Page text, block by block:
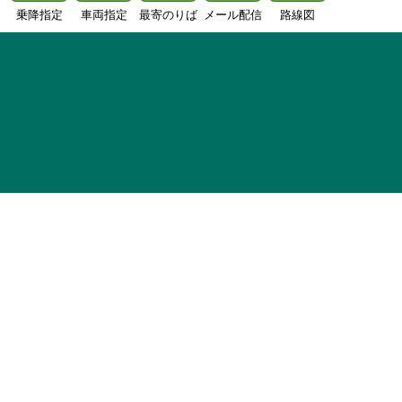
乗降指定 車両指定 最寄のりば メール配信 路線図